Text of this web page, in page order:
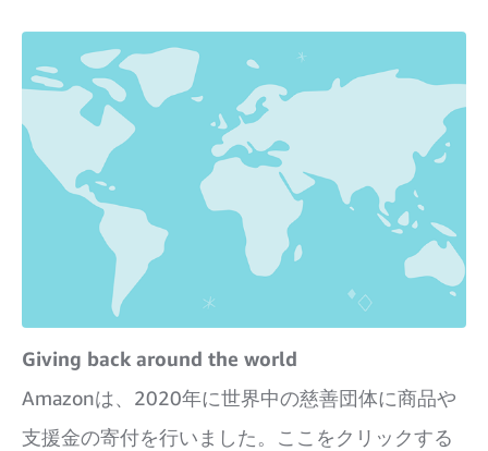
Giving back around the world
Amazonは、2020年に世界中の慈善団体に商品や
支援金の寄付を行いました。ここをクリックする